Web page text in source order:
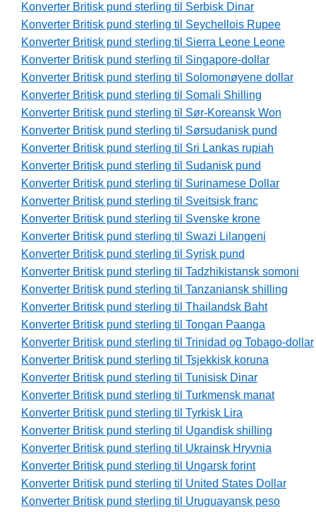
Konverter Britisk pund sterling til Serbisk Dinar
Konverter Britisk pund sterling til Seychellois Rupee
Konverter Britisk pund sterling til Sierra Leone Leone
Konverter Britisk pund sterling til Singapore-dollar
Konverter Britisk pund sterling til Solomonøyene dollar
Konverter Britisk pund sterling til Somali Shilling
Konverter Britisk pund sterling til Sør-Koreansk Won
Konverter Britisk pund sterling til Sørsudanisk pund
Konverter Britisk pund sterling til Sri Lankas rupiah
Konverter Britisk pund sterling til Sudanisk pund
Konverter Britisk pund sterling til Surinamese Dollar
Konverter Britisk pund sterling til Sveitsisk franc
Konverter Britisk pund sterling til Svenske krone
Konverter Britisk pund sterling til Swazi Lilangeni
Konverter Britisk pund sterling til Syrisk pund
Konverter Britisk pund sterling til Tadzhikistansk somoni
Konverter Britisk pund sterling til Tanzaniansk shilling
Konverter Britisk pund sterling til Thailandsk Baht
Konverter Britisk pund sterling til Tongan Paanga
Konverter Britisk pund sterling til Trinidad og Tobago-dollar
Konverter Britisk pund sterling til Tsjekkisk koruna
Konverter Britisk pund sterling til Tunisisk Dinar
Konverter Britisk pund sterling til Turkmensk manat
Konverter Britisk pund sterling til Tyrkisk Lira
Konverter Britisk pund sterling til Ugandisk shilling
Konverter Britisk pund sterling til Ukrainsk Hryvnia
Konverter Britisk pund sterling til Ungarsk forint
Konverter Britisk pund sterling til United States Dollar
Konverter Britisk pund sterling til Uruguayansk peso